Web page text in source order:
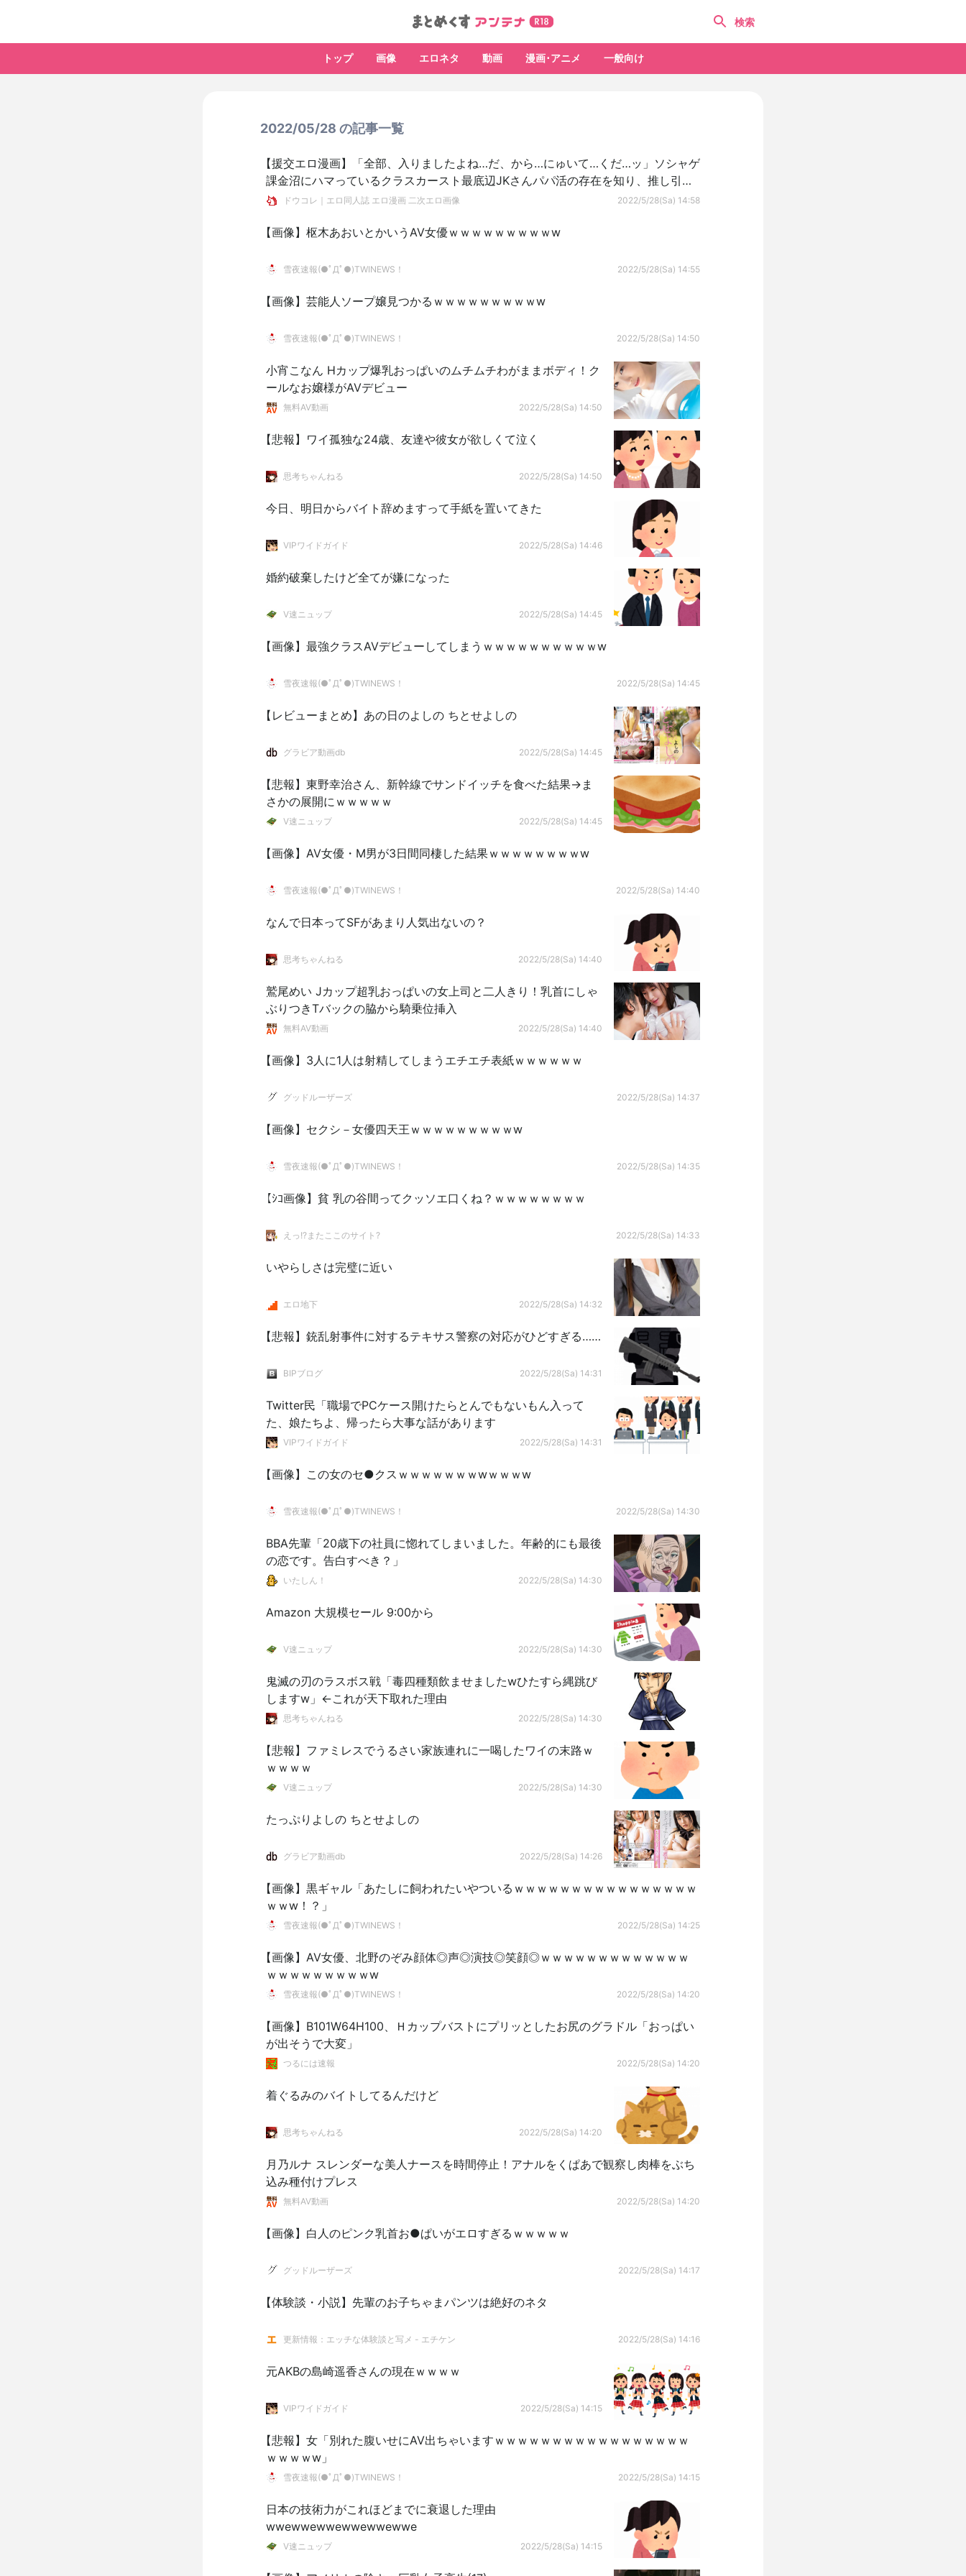
トップ 画像 エロネタ 動画 漫画･アニメ 一般向け
2022/05/28 の記事一覧
【援交エロ漫画】「全部、入りましたよね…だ、から…にゅいて…くだ…ッ」ソシャゲ
課金沼にハマっているクラスカースト最底辺JKさんパパ活の存在を知り、推し引く
ためにパパ活に挑戦！
ドウコレ｜エロ同人誌 エロ漫画 二次エロ画像 2022/5/28(Sa) 14:58
【画像】枢木あおいとかいうAV女優ｗｗｗｗｗｗｗｗｗw
雪夜速報(●ﾟДﾟ●)TWINEWS！ 2022/5/28(Sa) 14:55
【画像】芸能人ソープ嬢見つかるｗｗｗｗｗｗｗｗｗw
雪夜速報(●ﾟДﾟ●)TWINEWS！ 2022/5/28(Sa) 14:50
小宵こなん Hカップ爆乳おっぱいのムチムチわがままボディ！ク
ールなお嬢様がAVデビュー
無料AV動画 2022/5/28(Sa) 14:50
【悲報】ワイ孤独な24歳、友達や彼女が欲しくて泣く
思考ちゃんねる 2022/5/28(Sa) 14:50
今日、明日からバイト辞めますって手紙を置いてきた
VIPワイドガイド 2022/5/28(Sa) 14:46
婚約破棄したけど全てが嫌になった
V速ニュップ 2022/5/28(Sa) 14:45
【画像】最強クラスAVデビューしてしまうｗｗｗｗｗｗｗｗｗｗw
雪夜速報(●ﾟДﾟ●)TWINEWS！ 2022/5/28(Sa) 14:45
【レビューまとめ】あの日のよしの ちとせよしの
グラビア動画db 2022/5/28(Sa) 14:45
【悲報】東野幸治さん、新幹線でサンドイッチを食べた結果→ま
さかの展開にｗｗｗｗｗ
V速ニュップ 2022/5/28(Sa) 14:45
【画像】AV女優・M男が3日間同棲した結果ｗｗｗｗｗｗｗｗw
雪夜速報(●ﾟДﾟ●)TWINEWS！ 2022/5/28(Sa) 14:40
なんで日本ってSFがあまり人気出ないの？
思考ちゃんねる 2022/5/28(Sa) 14:40
鷲尾めい Jカップ超乳おっぱいの女上司と二人きり！乳首にしゃ
ぶりつきTバックの脇から騎乗位挿入
無料AV動画 2022/5/28(Sa) 14:40
【画像】3人に1人は射精してしまうエチエチ表紙ｗｗｗｗｗｗ
グッドルーザーズ 2022/5/28(Sa) 14:37
【画像】セクシ－女優四天王ｗｗｗｗｗｗｗｗｗw
雪夜速報(●ﾟДﾟ●)TWINEWS！ 2022/5/28(Sa) 14:35
【ｼｺ画像】貧 乳の谷間ってクッソエ口くね？ｗｗｗｗｗｗｗｗ
えっ!?またここのサイト? 2022/5/28(Sa) 14:33
いやらしさは完璧に近い
エロ地下 2022/5/28(Sa) 14:32
【悲報】銃乱射事件に対するテキサス警察の対応がひどすぎる……
BIPブログ 2022/5/28(Sa) 14:31
Twitter民「職場でPCケース開けたらとんでもないもん入って
た、娘たちよ、帰ったら大事な話があります
VIPワイドガイド 2022/5/28(Sa) 14:31
【画像】この女のセ●クスｗｗｗｗｗｗｗwｗｗｗw
雪夜速報(●ﾟДﾟ●)TWINEWS！ 2022/5/28(Sa) 14:30
BBA先輩「20歳下の社員に惚れてしまいました。年齢的にも最後
の恋です。告白すべき？」
いたしん！ 2022/5/28(Sa) 14:30
Amazon 大規模セール 9:00から
V速ニュップ 2022/5/28(Sa) 14:30
鬼滅の刃のラスボス戦「毒四種類飲ませましたwひたすら縄跳び
しますw」←これが天下取れた理由
思考ちゃんねる 2022/5/28(Sa) 14:30
【悲報】ファミレスでうるさい家族連れに一喝したワイの末路ｗ
ｗｗｗｗ
V速ニュップ 2022/5/28(Sa) 14:30
たっぷりよしの ちとせよしの
グラビア動画db 2022/5/28(Sa) 14:26
【画像】黒ギャル「あたしに飼われたいやついるｗｗｗｗｗｗｗｗｗｗｗｗｗｗｗｗ
ｗｗw！？」
雪夜速報(●ﾟДﾟ●)TWINEWS！ 2022/5/28(Sa) 14:25
【画像】AV女優、北野のぞみ顔体◎声◎演技◎笑顔◎ｗｗｗｗｗｗｗｗｗｗｗｗｗ
ｗｗｗｗｗｗｗｗｗw
雪夜速報(●ﾟДﾟ●)TWINEWS！ 2022/5/28(Sa) 14:20
【画像】B101W64H100、Ｈカップバストにプリッとしたお尻のグラドル「おっぱい
が出そうで大変」
つるには速報 2022/5/28(Sa) 14:20
着ぐるみのバイトしてるんだけど
思考ちゃんねる 2022/5/28(Sa) 14:20
月乃ルナ スレンダーな美人ナースを時間停止！アナルをくぱあで観察し肉棒をぶち
込み種付けプレス
無料AV動画 2022/5/28(Sa) 14:20
【画像】白人のピンク乳首お●ぱいがエロすぎるｗｗｗｗｗ
グッドルーザーズ 2022/5/28(Sa) 14:17
【体験談・小説】先輩のお子ちゃまパンツは絶好のネタ
更新情報：エッチな体験談と写メ - エチケン 2022/5/28(Sa) 14:16
元AKBの島崎遥香さんの現在ｗｗｗｗ
VIPワイドガイド 2022/5/28(Sa) 14:15
【悲報】女「別れた腹いせにAV出ちゃいますｗｗｗｗｗｗｗｗｗｗｗｗｗｗｗｗｗ
ｗｗｗｗw」
雪夜速報(●ﾟДﾟ●)TWINEWS！ 2022/5/28(Sa) 14:15
日本の技術力がこれほどまでに衰退した理由
wwewwewwewwewwewwe
V速ニュップ 2022/5/28(Sa) 14:15